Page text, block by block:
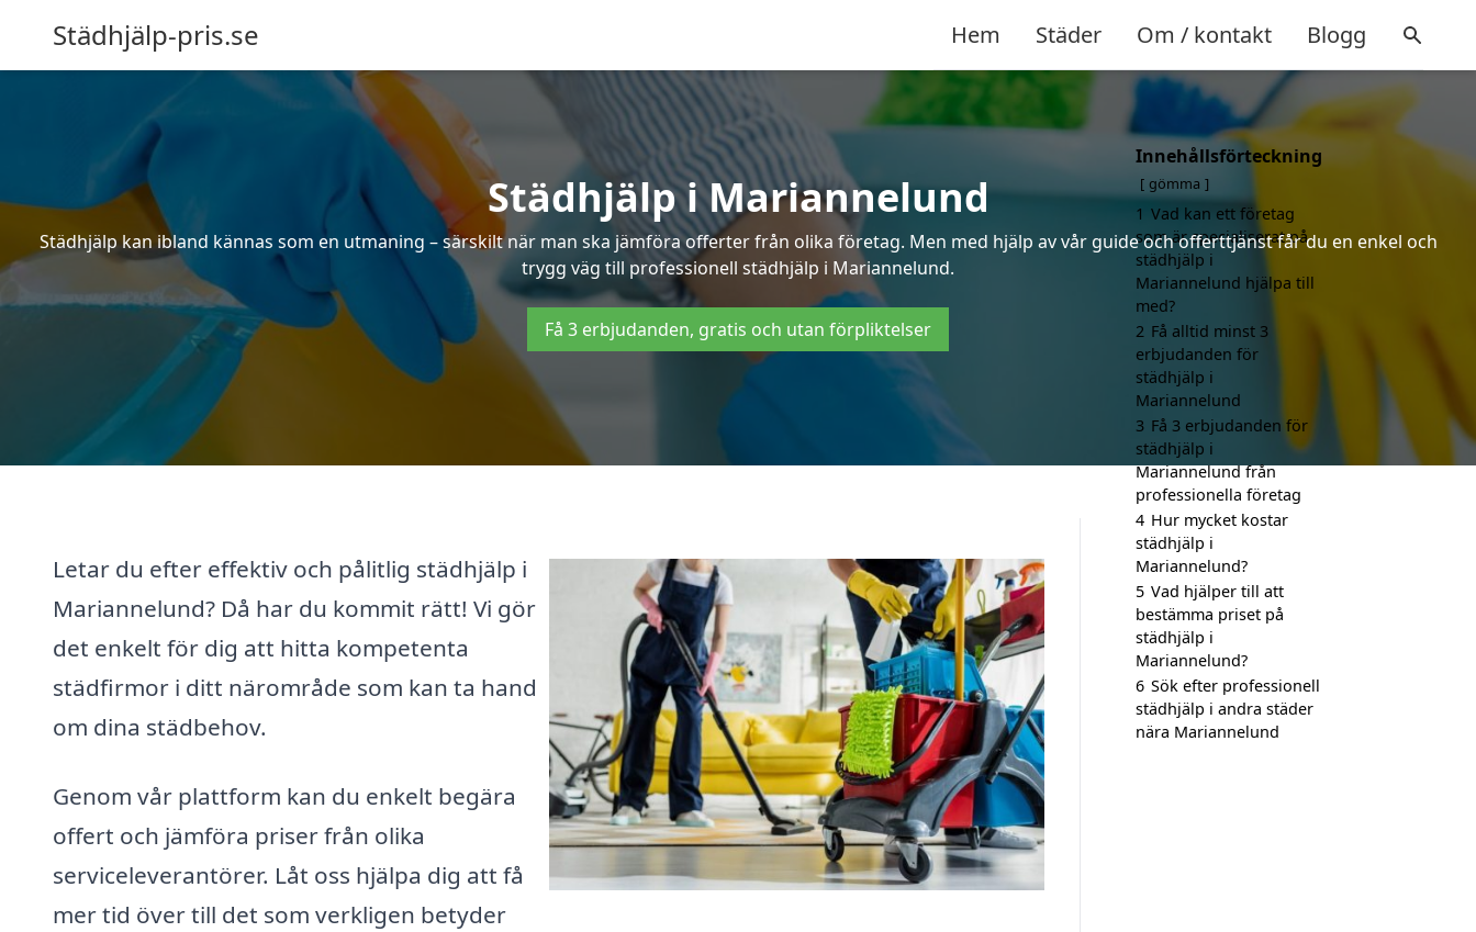
Städhjälp-pris.se Hem Städer Om / kontakt Blogg
Städhjälp i Mariannelund
Städhjälp kan ibland kännas som en utmaning – särskilt när man ska jämföra offerter från olika företag. Men med hjälp av vår guide och offerttjänst får du en enkel och
trygg väg till professionell städhjälp i Mariannelund.
Få 3 erbjudanden, gratis och utan förpliktelser
Letar du efter effektiv och pålitlig städhjälp i
Mariannelund? Då har du kommit rätt! Vi gör
det enkelt för dig att hitta kompetenta
städfirmor i ditt närområde som kan ta hand
om dina städbehov.
Genom vår plattform kan du enkelt begära
offert och jämföra priser från olika
serviceleverantörer. Låt oss hjälpa dig att få
mer tid över till det som verkligen betyder
Innehållsförteckning
gömma
1 Vad kan ett företag
som är specialiserat på
städhjälp i
Mariannelund hjälpa till
med?
2 Få alltid minst 3
erbjudanden för
städhjälp i
Mariannelund
3 Få 3 erbjudanden för
städhjälp i
Mariannelund från
professionella företag
4 Hur mycket kostar
städhjälp i
Mariannelund?
5 Vad hjälper till att
bestämma priset på
städhjälp i
Mariannelund?
6 Sök efter professionell
städhjälp i andra städer
nära Mariannelund